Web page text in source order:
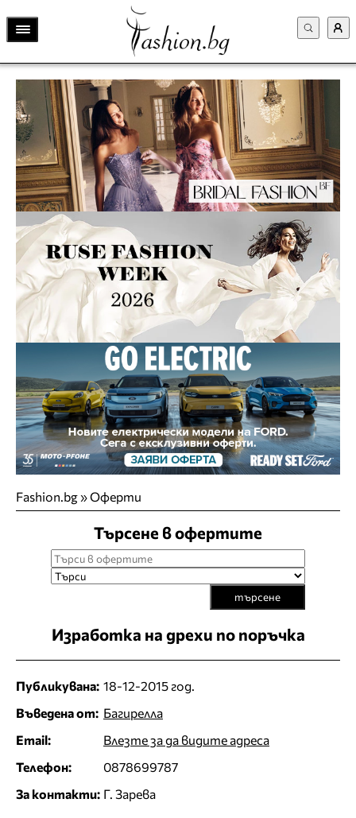
Fashion.bg»Оферти
Търсене в офертите
търсене
Изработка на дрехи по поръчка
Публикувана: 18-12-2015 год.
Въведена от: Багирелла
Email:
Влезте за да видите адреса
Телефон:
0878699787
За контакти: Г. Зарева